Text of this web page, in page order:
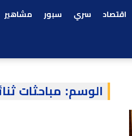
اقتصاد سري سبور مشاهير
الوسم: مباحثات